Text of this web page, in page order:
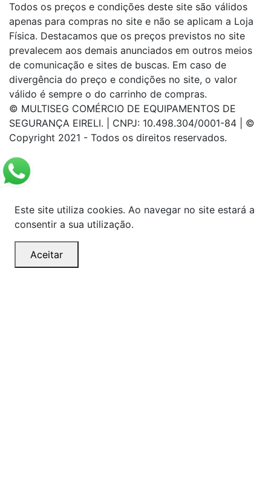
Todos os preços e condições deste site são válidos
apenas para compras no site e não se aplicam a Loja
Física. Destacamos que os preços previstos no site
prevalecem aos demais anunciados em outros meios
de comunicação e sites de buscas. Em caso de
divergência do preço e condições no site, o valor
válido é sempre o do carrinho de compras.
© MULTISEG COMÉRCIO DE EQUIPAMENTOS DE
SEGURANÇA EIRELI. | CNPJ: 10.498.304/0001-84 | ©
Copyright 2021 - Todos os direitos reservados.
Este site utiliza cookies. Ao navegar no site estará a
consentir a sua utilização.
Aceitar